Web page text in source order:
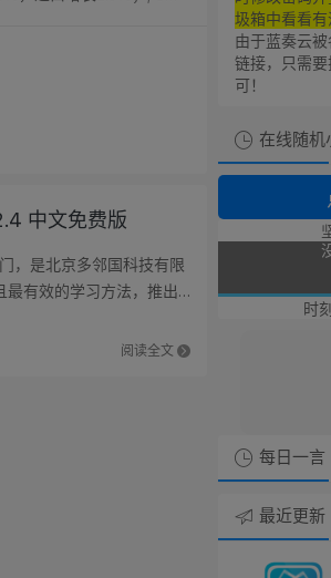
中文免费版
，是北京多邻国科技有限
最有效的学习方法，推出
阅读全文
圾箱中看看有
由于蓝奏云
链接，只需
可！
在线随机
时
每日一言
最近更新